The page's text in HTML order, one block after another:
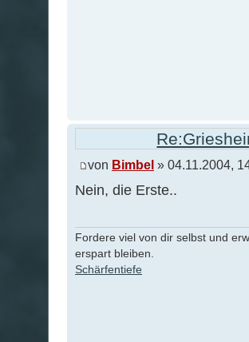
von Bimbel » 04.11.2004,
Nein, die Erste..
Fordere viel von dir selbst und
erspart bleiben.
Schärfentiefe